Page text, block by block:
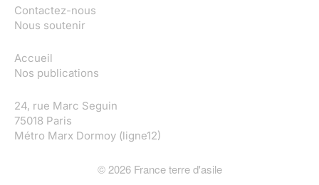
Contactez-nous
Nous soutenir
Accueil
Nos publications
24, rue Marc Seguin
75018 Paris
Métro Marx Dormoy (ligne12)
©2026France terre d'asile